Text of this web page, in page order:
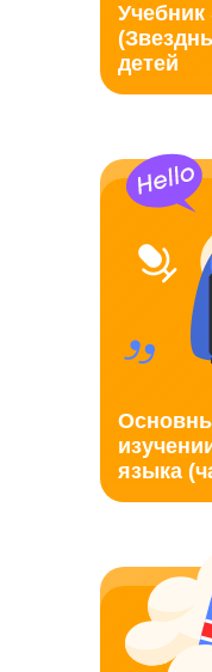
детей
языка